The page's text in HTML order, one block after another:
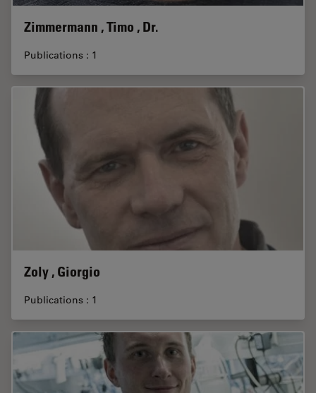
Zimmermann , Timo , Dr.
Publications : 1
Zoly , Giorgio
Publications : 1